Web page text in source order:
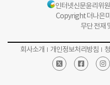
인터넷신문윤리위
Copyright 더나은
무단 전재
회사소개 개인정보처리방침